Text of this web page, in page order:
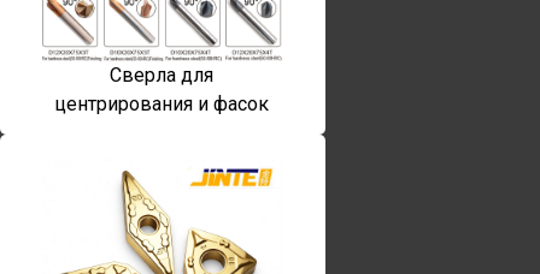
Сверла для
центрирования и фасок